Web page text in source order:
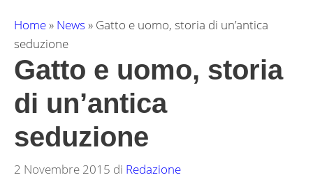
Home» News » Gatto e uomo, storia di un’antica
seduzione
Gatto e uomo, storia
di un’antica
seduzione
2 Novembre 2015 di Redazione